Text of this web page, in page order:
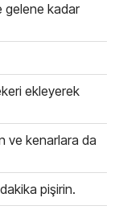
gelene kadar
ekleyerek
ve kenarlara da
dakika pişirin.